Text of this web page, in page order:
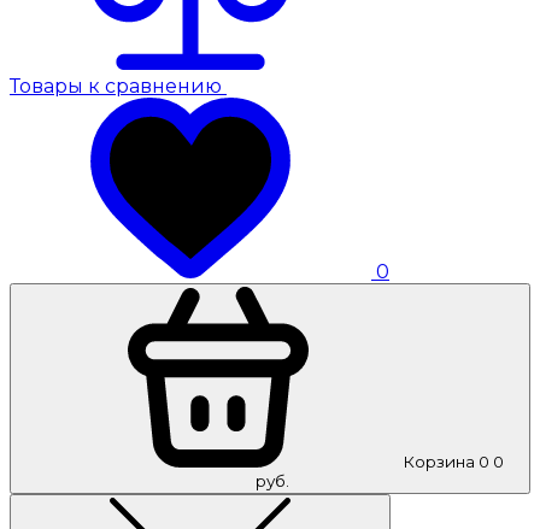
Товары к сравнению
0
Корзина 0 0
руб.